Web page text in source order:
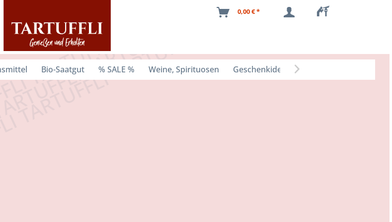
0,00 € *
Bio-Saatgut % SALE % Weine, Spirituosen Geschenkideen 